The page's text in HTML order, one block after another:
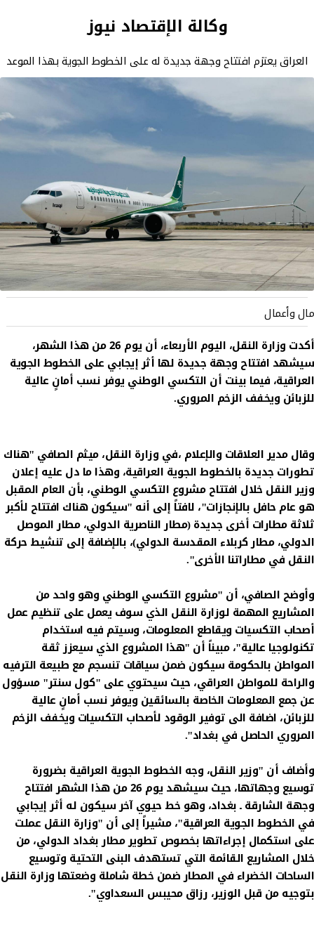
وكالة الإقتصاد نيوز
العراق يعتزم افتتاح وجهة جديدة له على الخطوط الجوية بهذا الموعد
مال وأعمال
أكدت وزارة النقل، اليوم الأربعاء، أن يوم 26 من هذا الشهر،
سيشهد افتتاح وجهة جديدة لها أثر إيجابي على الخطوط الجوية
العراقية، فيما بينت أن التكسي الوطني يوفر نسب أمانٍ عالية
للزبائن ويخفف الزخم المروري.
وقال مدير العلاقات والإعلام ،في وزارة النقل، ميثم الصافي "هناك
تطورات جديدة بالخطوط الجوية العراقية، وهذا ما دل عليه إعلان
وزير النقل خلال افتتاح مشروع التكسي الوطني، بأن العام المقبل
هو عام حافل بالإنجازات"، لافتاً إلى أنه "سيكون هناك افتتاح لأكبر
ثلاثة مطارات أخرى جديدة (مطار الناصرية الدولي، مطار الموصل
الدولي، مطار كربلاء المقدسة الدولي)، بالإضافة إلى تنشيط حركة
النقل في مطاراتنا الأخرى".
وأوضح الصافي، أن "مشروع التكسي الوطني وهو واحد من
المشاريع المهمة لوزارة النقل الذي سوف يعمل على تنظيم عمل
أصحاب التكسيات ويقاطع المعلومات، وسيتم فيه استخدام
تكنولوجيا عالية"، مبيناً أن "هذا المشروع الذي سيعزز ثقة
المواطن بالحكومة سيكون ضمن سياقات تنسجم مع طبيعة الترفيه
والراحة للمواطن العراقي، حيث سيحتوي على "كول سنتر" مسؤول
عن جمع المعلومات الخاصة بالسائقين ويوفر نسب أمانٍ عالية
للزبائن، اضافة الى توفير الوقود لأصحاب التكسيات ويخفف الزخم
المروري الحاصل في بغداد".
وأضاف أن "وزير النقل، وجه الخطوط الجوية العراقية بضرورة
توسيع وجهاتها، حيث سيشهد يوم 26 من هذا الشهر افتتاح
وجهة الشارقة ـ بغداد، وهو خط حيوي آخر سيكون له أثر إيجابي
في الخطوط الجوية العراقية"، مشيراً إلى أن "وزارة النقل عملت
على استكمال إجراءاتها بخصوص تطوير مطار بغداد الدولي، من
خلال المشاريع القائمة التي تستهدف البنى التحتية وتوسيع
الساحات الخضراء في المطار ضمن خطة شاملة وضعتها وزارة النقل
بتوجيه من قبل الوزير، رزاق محيبس السعداوي".